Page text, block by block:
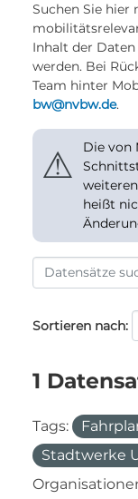
Suchen Sie hier
Inhalt der
werden. Bei
Team hinter
bw@nvbw.de.
⚠
Die von
heißt
Sortieren nach
1
Tags:
Stadtwerke